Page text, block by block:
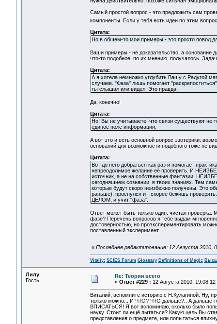
Самый простой вопрос - это предложить сам
компоненты. Если у тебя есть идеи по этим
Цитата:
Но в общем-то мои примеры - это просто повод
Ваши примеры - не доказательство, а основание
что-то подобное, по их мнению, получалось.
Цитата:
А я хотела немножко углубить Вашу с Радугой
случаев. "Фаза" лишь помогает
ты слышал или видел. Это правда.
Да, конечно!
Цитата:
Но! Вы не учитываете, что связи существуют не
единое поле информации.
А вот это и есть основной вопрос эзотерики:
оснований для возможности подобного тоже не
Цитата:
Вот до него добраться как раз и помогает
непреодолимое желание её проверить. И
источник, а не на собственные фантазии.
сегодняшнем сознании, в твоих знаниях. Тем
которые будут скоро неизбежно получены. Это
раньше), проснулся и - скорее бежишь
ДЕЛОМ, и учит "фаза".
Ответ может быть только один: чистая проверка.
фазе? Перечень вопросов я тебе выдам
достоверностью, но проэкспериментировать
поставленный эксперимент.
« Последнее редактирование: 12 Августа 2010,
Vitaliy: SCIES Forum Glossary Definitions of Magic
Лилу
Гость
Re: Теория всего
« Ответ #229 : 12 Августа 2010, 19:08:12
Виталий, вспомните историю с Н.Кулагиной. Ну,
только можно... И ЧТО? ЧТО дальше?.. А дальше
ВПИСАТЬСЯ! Я вот вспоминаю, сколько было
науку. Стоит ли ещё пытаться? Какую цель Вы
представления о предмете, или попытаться